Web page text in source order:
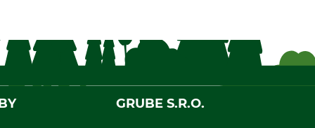
GRUBE S.R.O.